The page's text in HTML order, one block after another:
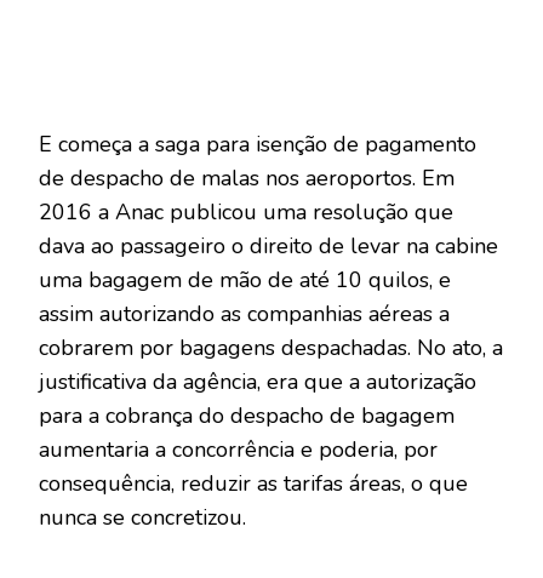
E começa a saga para isenção de pagamento
de despacho de malas nos aeroportos. Em
2016 a Anac publicou uma resolução que
dava ao passageiro o direito de levar na cabine
uma bagagem de mão de até 10 quilos, e
assim autorizando as companhias aéreas a
cobrarem por bagagens despachadas. No ato, a
justificativa da agência, era que a autorização
para a cobrança do despacho de bagagem
aumentaria a concorrência e poderia, por
consequência, reduzir as tarifas áreas, o que
nunca se concretizou.